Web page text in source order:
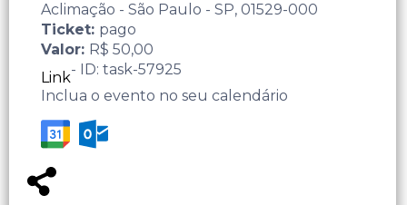
Aclimação - São Paulo - SP, 01529-000
Ticket: pago
Valor: R$ 50,00
Link- ID: task-57925
Inclua o evento no seu calendário